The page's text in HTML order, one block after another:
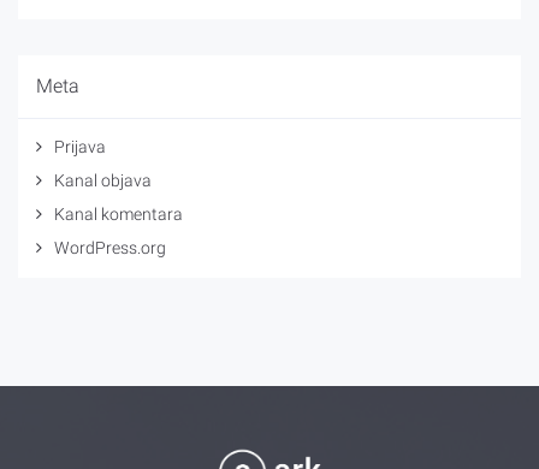
Meta
Prijava
Kanal objava
Kanal komentara
WordPress.org